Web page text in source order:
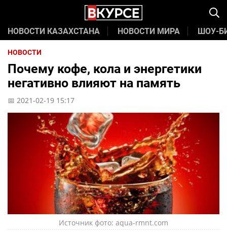
НОВОСТИ КАЗАХСТАНА НОВОСТИ МИРА ШОУ-
НОВОСТИ
Почему кофе, кола и энергетики
негативно влияют на память
📅 2021-02-19 15:17
Источник фото: aqua-rmnt.com